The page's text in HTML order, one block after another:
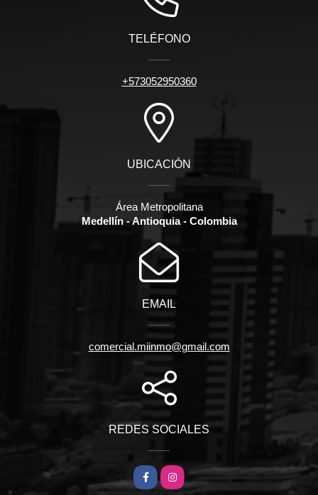
TELÉFONO
+573052950360
UBICACIÓN
Área Metropolitana
Medellín - Antioquia - Colombia
EMAIL
comercial.miinmo@gmail.com
REDES SOCIALES
FacebookInstagram